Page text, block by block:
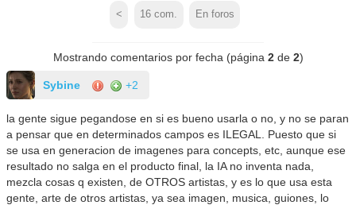
< 16 com. En foros
Mostrando comentarios por fecha (página 2de 2)
Sybine +2
la gente sigue pegandose en si es bueno usarla o no, y no se paran
a pensar que en determinados campos es ILEGAL. Puesto que si
se usa en generacion de imagenes para concepts, etc, aunque ese
resultado no salga en el producto final, la IA no inventa nada,
mezcla cosas q existen, de OTROS artistas, y es lo que usa esta
gente, arte de otros artistas, ya sea imagen, musica, guiones, lo